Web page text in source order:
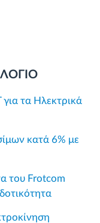
τα Ηλεκτρικά
κατά 6% με
του Frotcom